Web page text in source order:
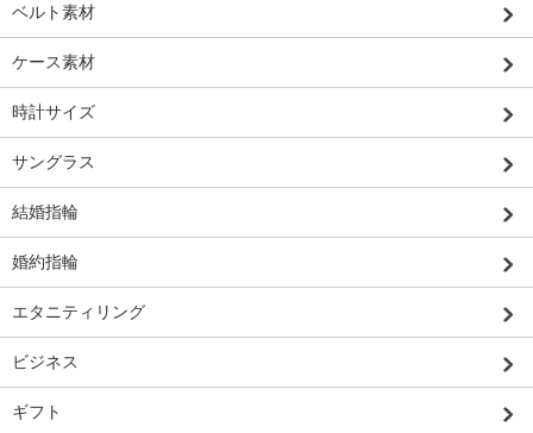
ベルト素材
ケース素材
時計サイズ
サングラス
結婚指輪
婚約指輪
エタニティリング
ビジネス
ギフト